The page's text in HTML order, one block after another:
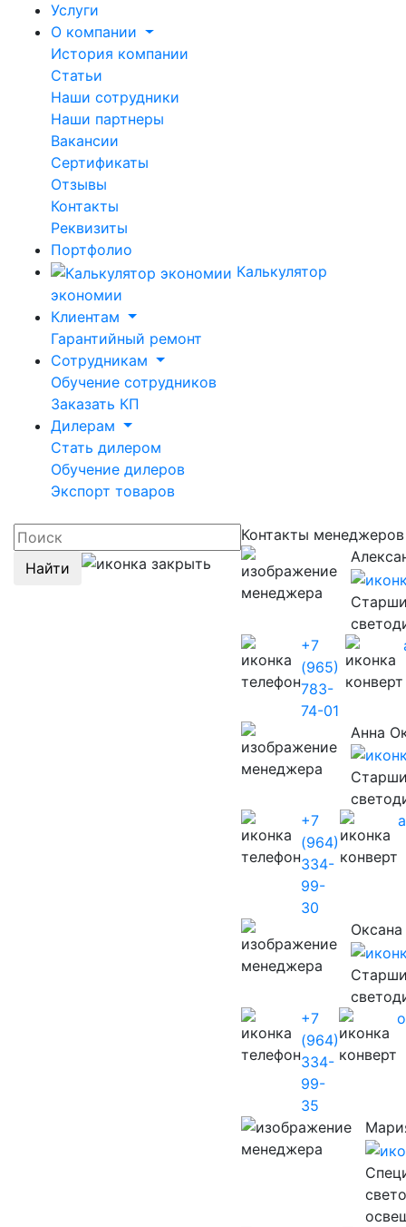
Услуги
О компании
История компании
Статьи
Наши сотрудники
Наши партнеры
Вакансии
Сертификаты
Отзывы
Контакты
Реквизиты
Портфолио
Калькулятор
экономии
Клиентам
Гарантийный ремонт
Сотрудникам
Обучение сотрудников
Заказать КП
Дилерам
Стать дилером
Обучение дилеров
Экспорт товаров
Найти
Контакты менеджеров
+7
(965)
783-
74-01
Анна
+7
(964)
334-
99-
30
+7
(964)
334-
99-
35